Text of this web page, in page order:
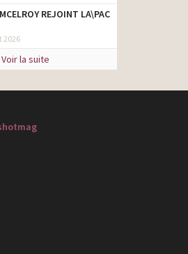
REJOINT LA\PAC
2026
Voir la suite